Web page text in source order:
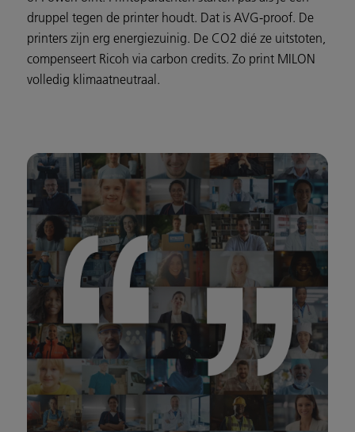
druppel tegen de printer houdt. Dat is AVG-proof. De
printers zijn erg energiezuinig. De CO2 dié ze uitstoten,
compenseert Ricoh via carbon credits. Zo print MILON
volledig klimaatneutraal.